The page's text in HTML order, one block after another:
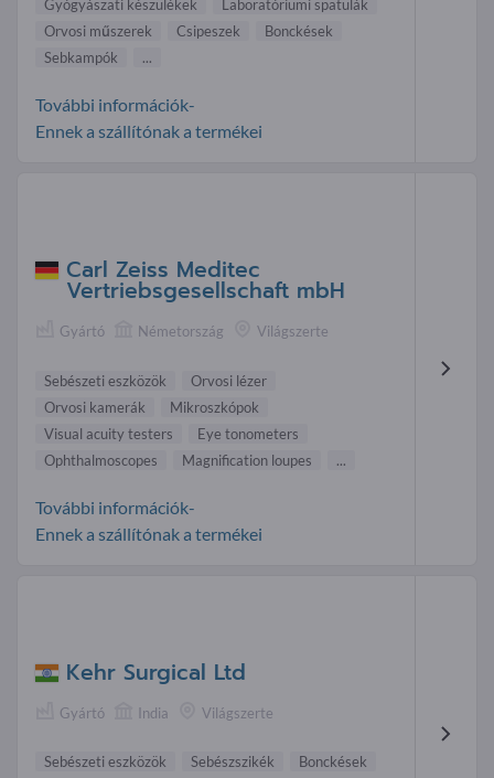
Gyógyászati készülékek
Laboratóriumi spatulák
Orvosi műszerek
Csipeszek
Bonckések
Sebkampók
...
További információk-
Ennek a szállítónak a termékei
Carl Zeiss Meditec
Vertriebsgesellschaft mbH
Gyártó Németország Világszerte
Sebészeti eszközök
Orvosi lézer
Orvosi kamerák
Mikroszkópok
Visual acuity testers
Eye tonometers
Ophthalmoscopes
Magnification loupes ...
További információk-
Ennek a szállítónak a termékei
Kehr Surgical Ltd
Gyártó India Világszerte
Sebészeti eszközök Sebészszikék
Bonckések